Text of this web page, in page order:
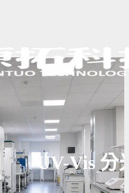
實驗室冰箱 / 冷凍櫃 生物安全
UV-Vis 分